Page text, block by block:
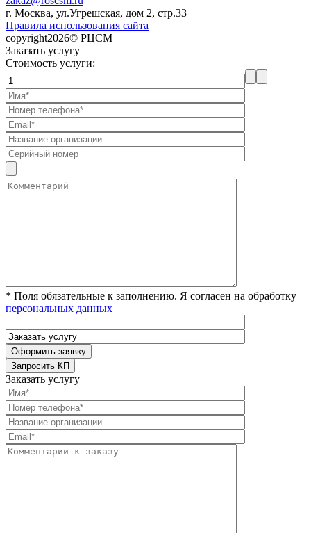
г. Москва, ул.Угрешская, дом 2, стр.33
Правила использования сайта
copyright2026© РЦСМ
Заказать услугу
Стоимость услуги:
* Поля обязательные к заполнению. Я согласен на обработку
персональных данных
Заказать услугу